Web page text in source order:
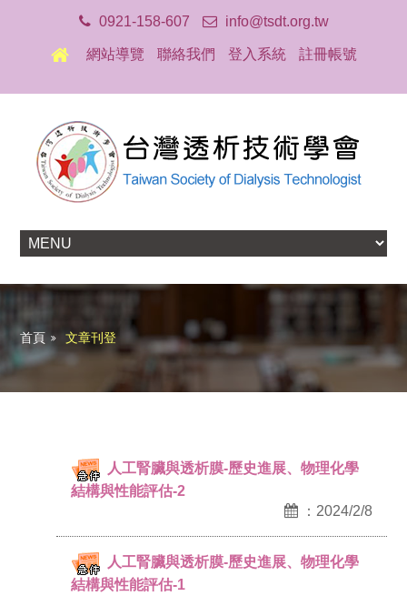
0921-158-607 info@tsdt.org.tw
網站導覽 聯絡我們 登入系統 註冊帳號
首頁 文章刊登
人工腎臟與透析膜-歷史進展、物理化學
結構與性能評估-2
：2024/2/8
人工腎臟與透析膜-歷史進展、物理化學
結構與性能評估-1